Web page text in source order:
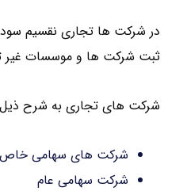
در شرکت ها تجاری نقسیم سود
ثبت شرکت ها و موسسات غیر
شرکت های تجاری به شرح ذیل
شرکت های سهامی خاص
شرکت سهامی عام